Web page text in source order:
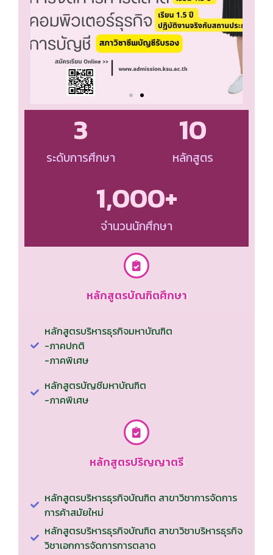
3
ระดับการศึกษา
10
หลักสูตร
1,000+
จำนวนนักศึกษา
หลักสูตรบัณฑิตศึกษา
หลักสูตรบริหารธุรกิจมหาบัณฑิต
-ภาคปกติ
-ภาคพิเศษ
หลักสูตรบัญชีมหาบัณฑิต
-ภาคพิเศษ
หลักสูตรปริญญาตรี
หลักสูตรบริหารธุรกิจบัณฑิต สาขาวิชาการจัดการ
การค้าสมัยใหม่
หลักสูตรบริหารธุรกิจบัณฑิต สาขาวิชาบริหารธุรกิจ
วิชาเอกการจัดการการตลาด